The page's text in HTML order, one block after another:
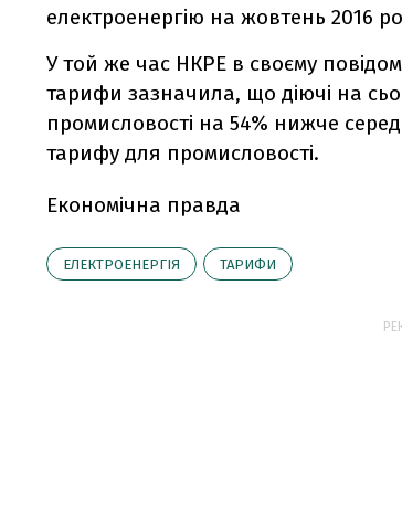
електроенергію на жовтень 2016
У той же час НКРЕ в своєму
тарифи зазначила, що діючі на
промисловості на 54% нижче
тарифу для промисловості.
Економічна правда
ЕЛЕКТРОЕНЕРГІЯ ТАРИФИ